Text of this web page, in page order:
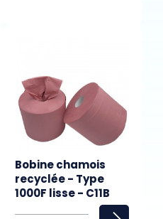
Bobine chamois
recyclée - Type
1000F lisse - C11B